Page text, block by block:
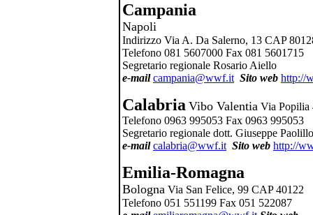
Campania
Napoli
Indirizzo Via A. Da Salerno, 13 CAP
Telefono 081 5607000 Fax 081 5601715
Segretario regionale Rosario Aiello
e-mail campania@wwf.it Sito web http://
Calabria Vibo Valentia Via Popilia
Telefono 0963 995053 Fax 0963 995053
Segretario regionale dott. Giuseppe Paolillo
e-mail calabria@wwf.it Sito web http://
Emilia-Romagna
Bologna Via San Felice, 99 CAP 40122
Telefono 051 551199 Fax 051 522087